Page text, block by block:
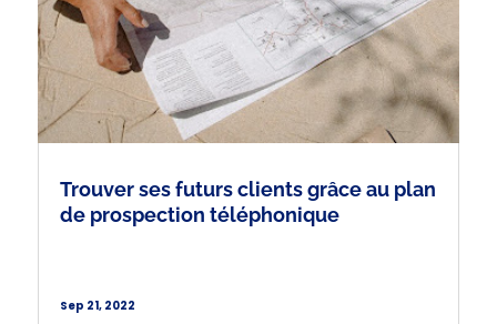
Trouver ses futurs clients grâce au plan
de prospection téléphonique
Sep 21, 2022